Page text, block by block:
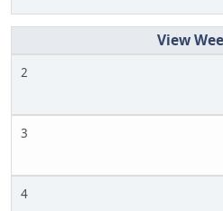
2
3
4